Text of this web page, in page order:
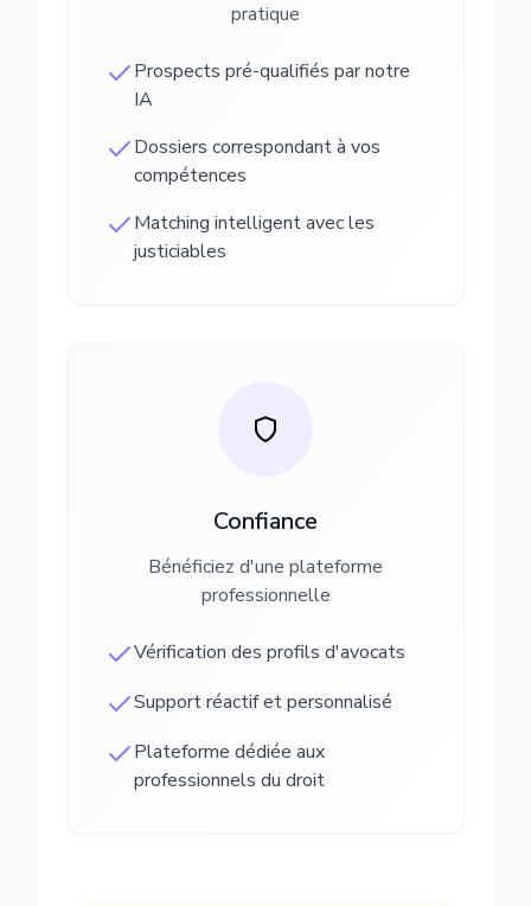
pratique
Prospects pré-qualifiés par notre
IA
Dossiers correspondant à vos
compétences
Matching intelligent avec les
justiciables
Confiance
Bénéficiez d'une plateforme
professionnelle
Vérification des profils d'avocats
Support réactif et personnalisé
Plateforme dédiée aux
professionnels du droit